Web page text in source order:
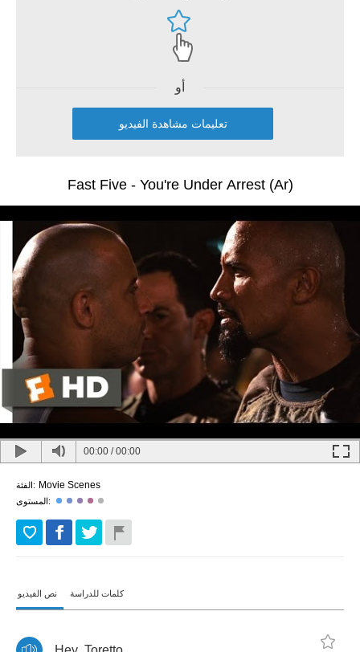
أو
تعليمات مشاهدة الفيديو
Fast Five - You're Under Arrest (Ar)
00:00 /00:00
الفئة: Movie Scenes
المستوى:
نص الفيديو كلمات للدراسة